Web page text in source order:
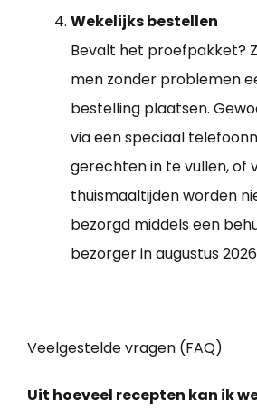
Wekelijks bestellen
Bevalt het proefpakket?
men zonder problemen
bestelling plaatsen.
via een speciaal
gerechten in te vullen, of
thuismaaltijden worden
bezorgd middels een
bezorger in augustus
Veelgestelde vragen (FAQ)
Uit hoeveel recepten kan ik